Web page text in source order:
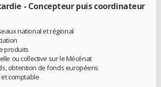
- Concepteur puis coordinateur
national et régional
produits
ou collective sur le Mécénat
obtention de fonds européens
comptable